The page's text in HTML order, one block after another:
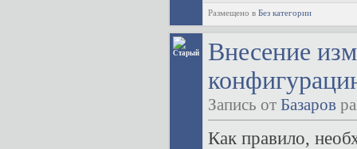
Размещено в Без категории
Внесение
Запись от Базаров
Как правило,